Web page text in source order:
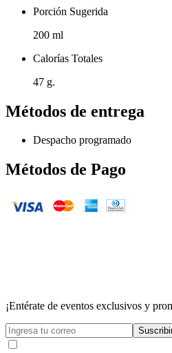
Porción Sugerida
200 ml
Calorías Totales
47 g.
Métodos de entrega
Despacho programado
Métodos de Pago
¡Entérate de eventos exclusivos y